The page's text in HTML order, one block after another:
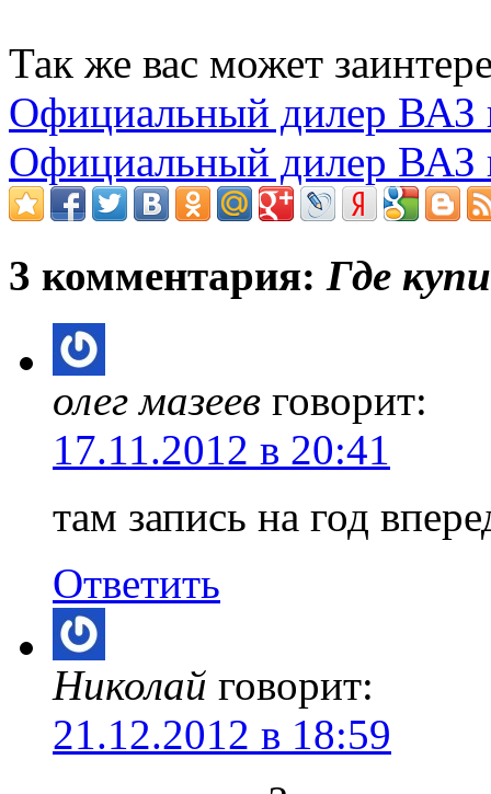
Так же вас может
Официальный дилер ВАЗ
Официальный дилер ВАЗ
3 комментария: Где
олег мазеев говорит:
17.11.2012 в 20:41
там запись на год
Ответить
Николай говорит:
21.12.2012 в 18:59